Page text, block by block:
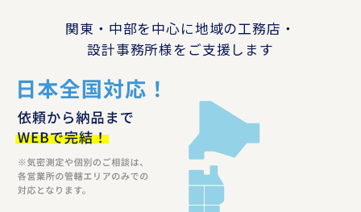
関東・中部を中心に地域の工務店・
設計事務所様をご支援します